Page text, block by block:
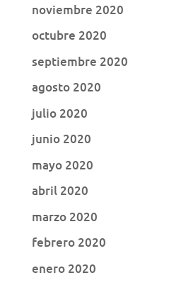
noviembre 2020
octubre 2020
septiembre 2020
agosto 2020
julio 2020
junio 2020
mayo 2020
abril 2020
marzo 2020
febrero 2020
enero 2020